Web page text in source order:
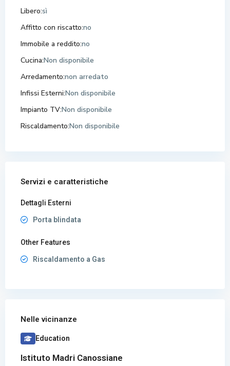
Libero:sì
Affitto con riscatto:no
Immobile a reddito:no
Cucina:Non disponibile
Arredamento:non arredato
Infissi Esterni:Non disponibile
Impianto TV:Non disponibile
Riscaldamento:Non disponibile
Servizi e caratteristiche
Dettagli Esterni
Porta blindata
Other Features
Riscaldamento a Gas
Nelle vicinanze
Education
Istituto Madri Canossiane